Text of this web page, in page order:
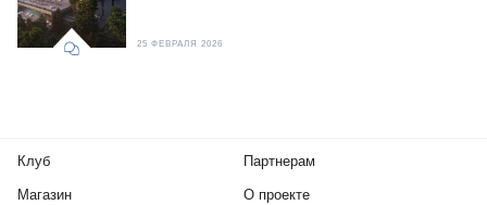
25 ФЕВРАЛЯ 2026
Клуб
Магазин
Партнерам
О проекте